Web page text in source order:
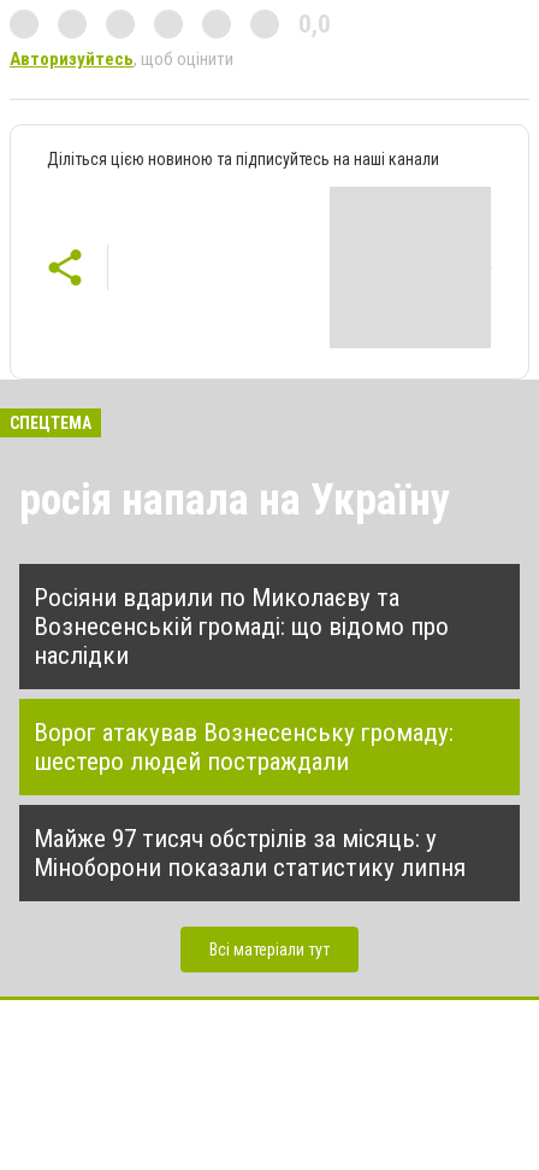
0,0
Авторизуйтесь, щоб оцінити
Діліться цією новиною та підписуйтесь на наші канали
СПЕЦТЕМА
росія напала на Україну
Росіяни вдарили по Миколаєву та
Вознесенській громаді: що відомо про
наслідки
Ворог атакував Вознесенську громаду:
шестеро людей постраждали
Майже 97 тисяч обстрілів за місяць: у
Міноборони показали статистику липня
Всі матеріали тут